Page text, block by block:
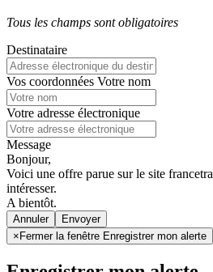
Tous les champs sont obligatoires
Destinataire
Vos coordonnées Votre nom
Votre adresse électronique
Message
Bonjour,
Voici une offre parue sur le site
intéresser.
A bientôt.
Annuler
× Fermer la fenêtre Enregistrer mon alerte